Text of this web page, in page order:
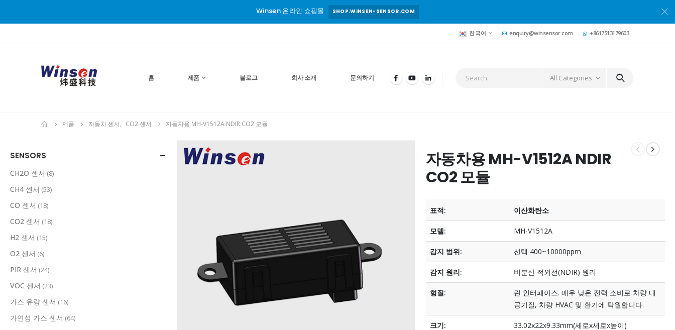
Winsen 온라인 쇼핑몰 SHOP.WINSEN-SENSOR.COM
한국어 enquiry@winsensor.com +8617513179603
홈 제품 블로그 회사 소개 문의하기 All Categories
제품 자동차 센서, CO2 센서 자동차용 MH-V1512A NDIR CO2 모듈
자동차용 MH-V1512A NDIR
CO2 모듈
표적: 이산화탄소
모델: MH-V1512A
감지 범위: 선택 400~10000ppm
감지 원리: 비분산 적외선(NDIR) 원리
형질: 린 인터페이스. 매우 낮은 전력 소비로 차량 내
공기질, 차량 HVAC 및 환기에 탁월합니다.
크기: 33.02x22x9.33mm(세로x세로x높이)
SENSORS
CH2O 센서 (8)
CH4 센서 (53)
CO 센서 (18)
CO2 센서 (18)
H2 센서 (15)
O2 센서 (6)
PIR 센서 (24)
VOC 센서 (23)
가스 유량 센서 (16)
가연성 가스 센서 (64)